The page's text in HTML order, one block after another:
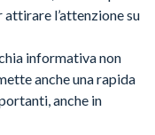
l’attenzione su
informativa non
anche una rapida
anche in